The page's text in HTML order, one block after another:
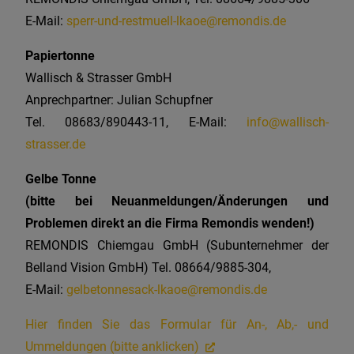
E-Mail: sperr-und-restmuell-lkaoe@remondis.de
Papiertonne
Wallisch & Strasser GmbH
Anprechpartner: Julian Schupfner
Tel. 08683/890443-11, E-Mail: info@wallisch-
strasser.de
Gelbe Tonne
(bitte bei Neuanmeldungen/Änderungen und
Problemen direkt an die Firma Remondis wenden!)
REMONDIS Chiemgau GmbH (Subunternehmer der
Belland Vision GmbH) Tel. 08664/9885-304,
E-Mail: gelbetonnesack-lkaoe@remondis.de
Hier finden Sie das Formular für An-, Ab,- und
Ummeldungen (bitte anklicken)